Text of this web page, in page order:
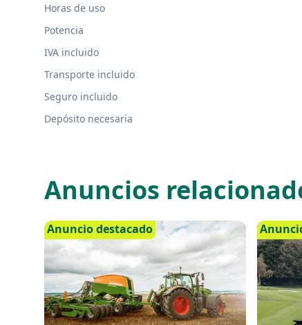
Horas de uso
Potencia
IVA incluido
Transporte incluido
Seguro incluido
Depósito necesaria
Anuncios
Anuncio destacado